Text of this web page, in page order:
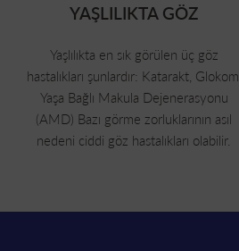
YAŞLILIKTA GÖZ
Yaşlılıkta en sık görülen üç göz
hastalıkları şunlardır: Katarakt, Glokom,
Yaşa Bağlı Makula Dejenerasyonu
(AMD) Bazı görme zorluklarının asıl
nedeni ciddi göz hastalıkları olabilir.